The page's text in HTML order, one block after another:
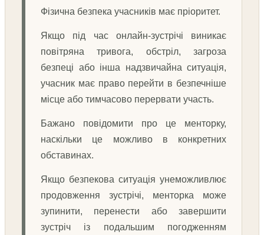
Фізична безпека учасників має пріоритет.
Якщо під час онлайн-зустрічі виникає
повітряна тривога, обстріл, загроза
безпеці або інша надзвичайна ситуація,
учасник має право перейти в безпечніше
місце або тимчасово перервати участь.
Бажано повідомити про це менторку,
наскільки це можливо в конкретних
обставинах.
Якщо безпекова ситуація унеможливлює
продовження зустрічі, менторка може
зупинити, перенести або завершити
зустріч із подальшим погодженням